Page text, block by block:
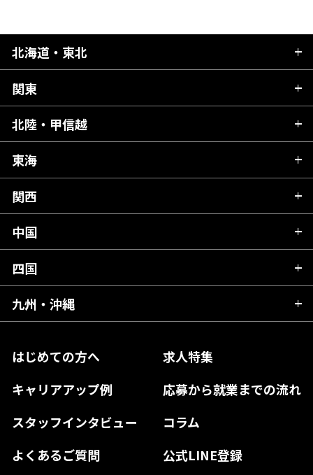
はじめての方へ
求人特集
キャリアアップ例
応募から就業までの流れ
スタッフインタビュー
コラム
よくあるご質問
公式LINE登録
北海道・東北
北海道
青森県
秋田県
岩手県
宮城県
福島県
関東
茨城県
栃木県
群馬県
千葉県
東京都
神奈川県
北陸・甲信越
新潟県
富山県
石川県
山梨県
長野県
東海
岐阜県
静岡県
愛知県
関西
滋賀県
京都府
大阪府
奈良県
和歌山県
中国
広島県
岡山県
島根県
山口県
四国
愛媛県
徳島県
九州・沖縄
熊本県